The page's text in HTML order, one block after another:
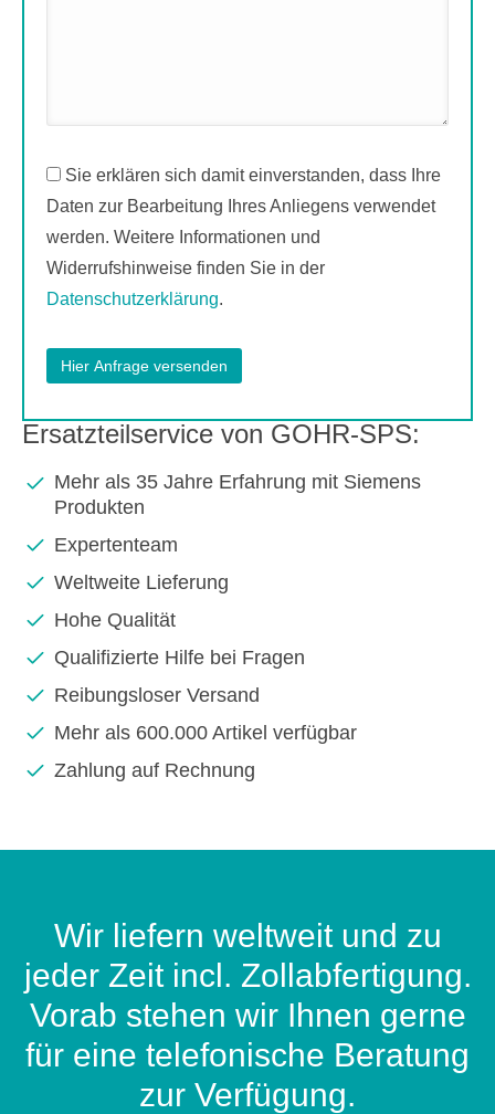
Sie erklären sich damit einverstanden, dass Ihre
Daten zur Bearbeitung Ihres Anliegens verwendet
werden. Weitere Informationen und
Widerrufshinweise finden Sie in der
Datenschutzerklärung.
Ersatzteilservice von GOHR-SPS:
Mehr als 35 Jahre Erfahrung mit Siemens
Produkten
Expertenteam
Weltweite Lieferung
Hohe Qualität
Qualifizierte Hilfe bei Fragen
Reibungsloser Versand
Mehr als 600.000 Artikel verfügbar
Zahlung auf Rechnung
Wir liefern weltweit und zu
jeder Zeit incl. Zollabfertigung.
Vorab stehen wir Ihnen gerne
für eine telefonische Beratung
zur Verfügung.